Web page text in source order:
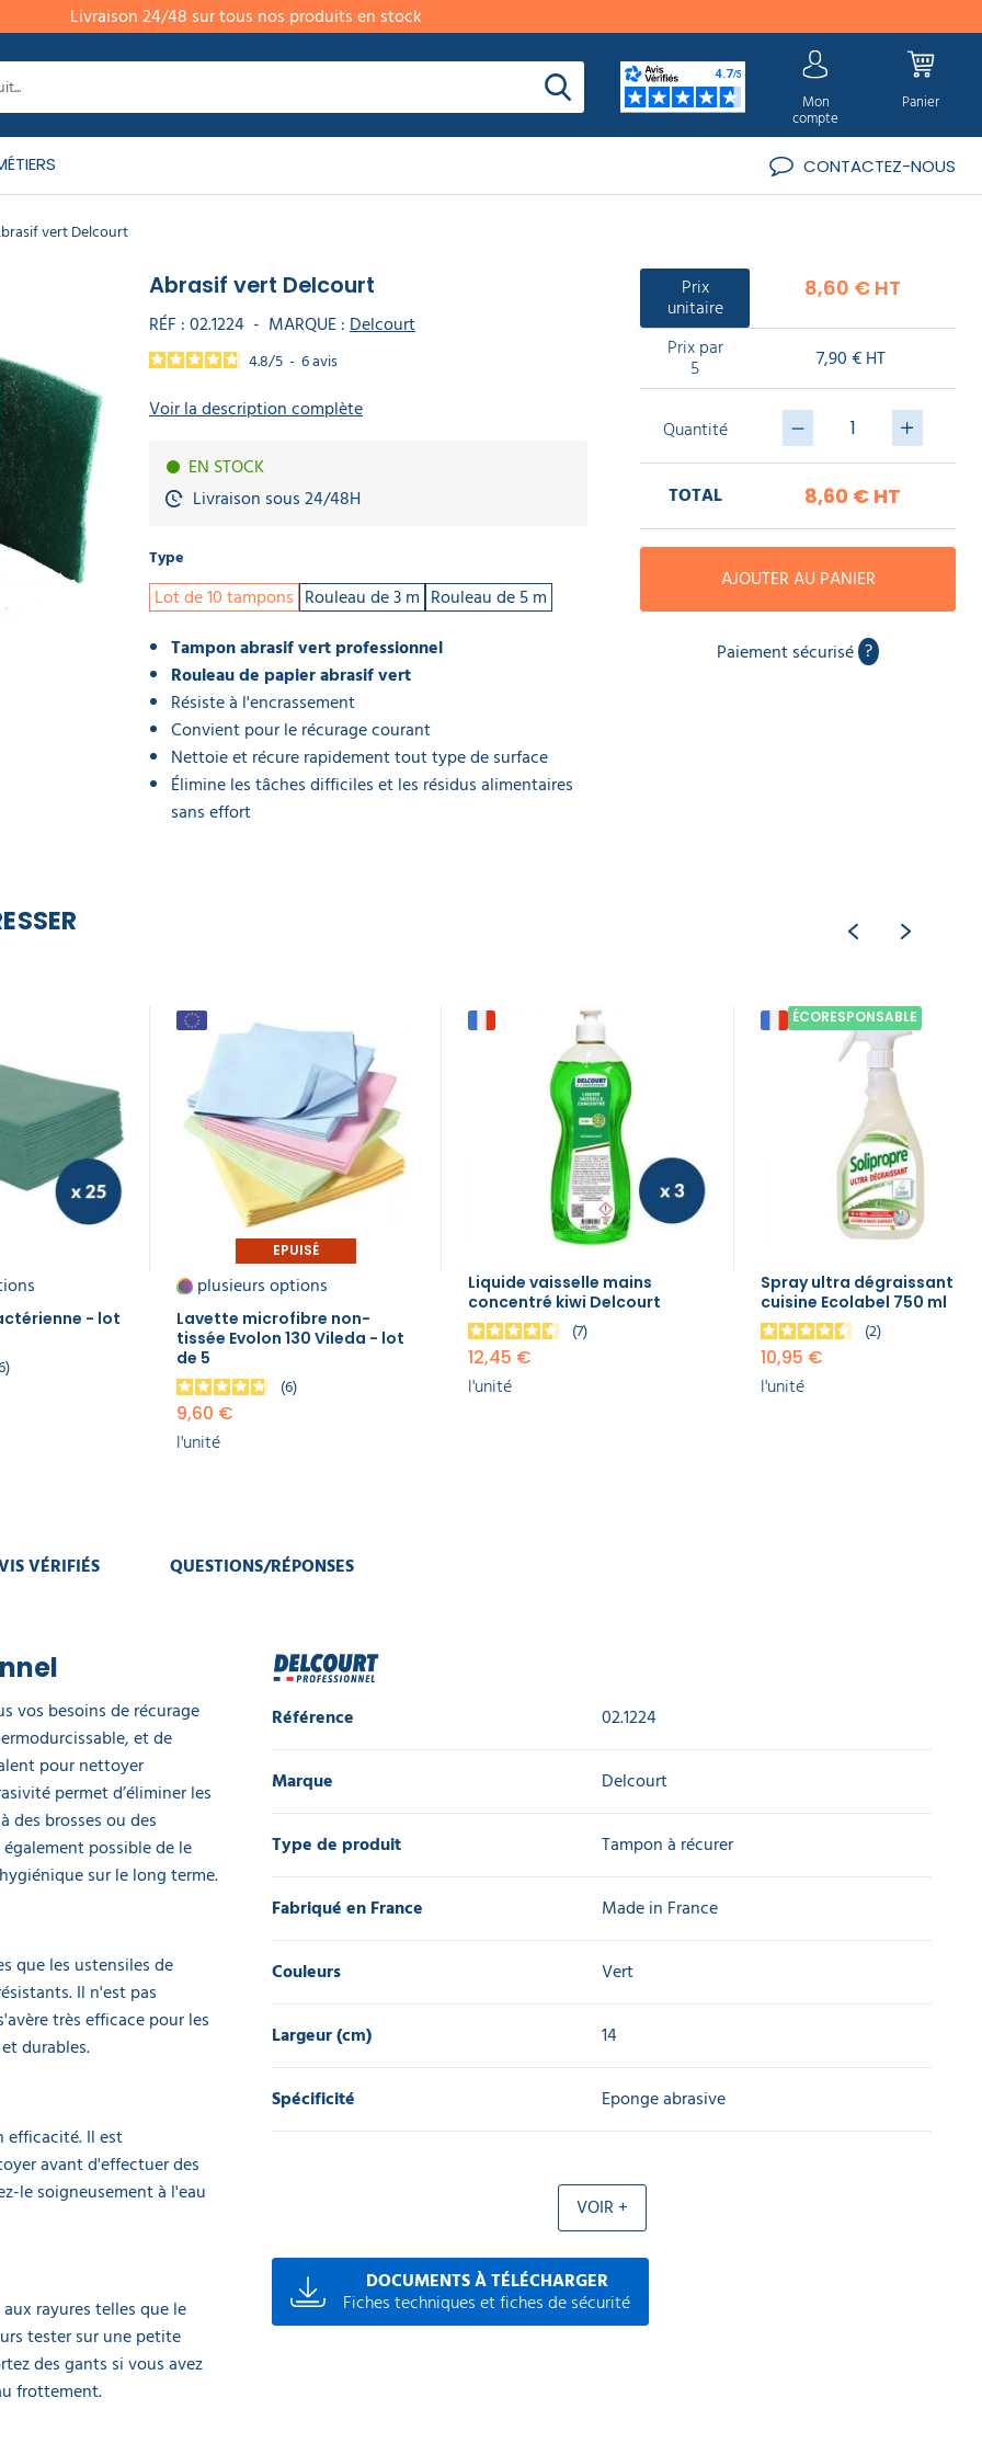
Livraison 24/48 sur tous nos produits en stock
Mon
compte
Panier
CONTACTEZ-NOUS
vert Delcourt
Abrasif vert Delcourt
RÉF :02.1224 - MARQUE :Delcourt
4.8/5 - 6avis
Voir la description complète
EN STOCK
Livraison sous 24/48H
Type
Lot de 10 tampons Rouleau de 3 m Rouleau de 5 m
Tampon abrasif vert professionnel
Rouleau de papier abrasif vert
Résiste à l'encrassement
Convient pour le récurage courant
Nettoie et récure rapidement tout type de surface
Élimine les tâches difficiles et les résidus alimentaires
sans effort
Prix
unitaire
8,60 € HT
Prix par
5 7,90 € HT
Quantité
TOTAL 8,60 € HT
AJOUTER AU PANIER
Paiement sécurisé ?
- lot
EPUISÉ
plusieurs options
Lavette microfibre non-
tissée Evolon 130 Vileda - lot
de 5
6
9,60 €
l'unité
Liquide vaisselle mains
concentré kiwi Delcourt
7
12,45 €
l'unité
ÉCORESPONSABLE
Spray ultra dégraissant
cuisine Ecolabel 750 ml
2
10,95 €
l'unité
VÉRIFIÉS QUESTIONS/RÉPONSES
vos besoins de récurage
et de
pour nettoyer
permet d’éliminer les
des brosses ou des
possible de le
sur le long terme.
que les ustensiles de
Il n'est pas
très efficace pour les
durables.
efficacité. Il est
avant d'effectuer des
le soigneusement à l'eau
rayures telles que le
tester sur une petite
des gants si vous avez
frottement.
Référence 02.1224
Marque Delcourt
Type de produit Tampon à récurer
Fabriqué en France Made in France
Couleurs Vert
Largeur (cm) 14
Spécificité Eponge abrasive
VOIR +
DOCUMENTS À TÉLÉCHARGER
Fiches techniques et fiches de sécurité